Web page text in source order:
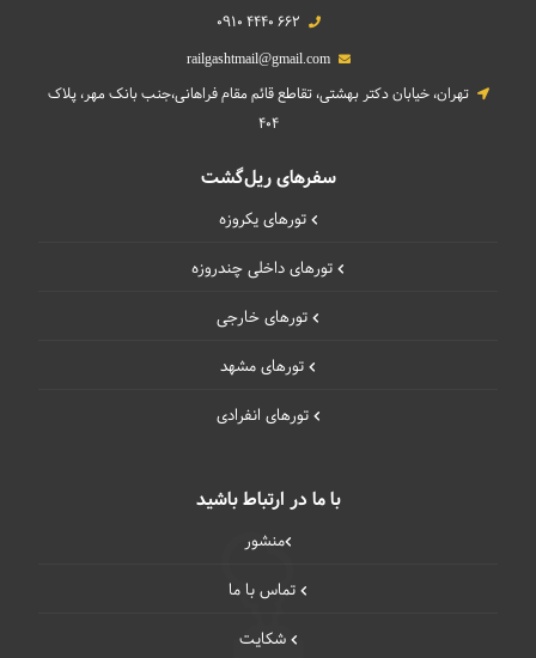
0910 4440 662
railgashtmail@gmail.com
تهران، خیابان دکتر بهشتی، تقاطع قائم مقام فراهانی،جنب بانک مهر، پلاک
404
سفرهای ریل‌گشت
تورهای یکروزه
تورهای داخلی چند‌روزه
تورهای خارجی
تورهای مشهد
تورهای انفرادی
با ما در ارتباط باشید
منشور
تماس با ما
شکایت